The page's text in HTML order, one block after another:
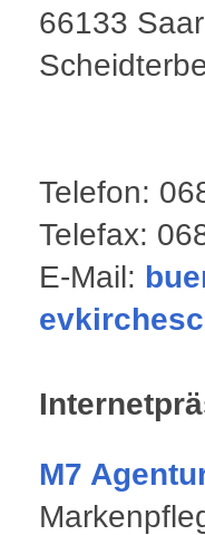
66133
Telefon:
Telefax:
E-Mail:
M7